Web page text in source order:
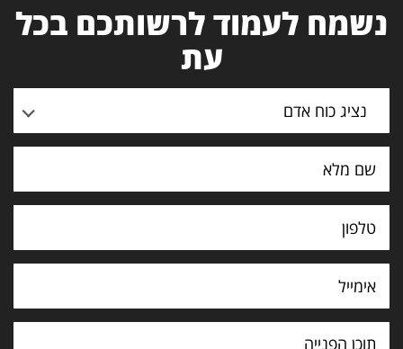
נשמח לעמוד לרשותכם בכל
עת
נציג כוח אדם
תוכן
הפנייה